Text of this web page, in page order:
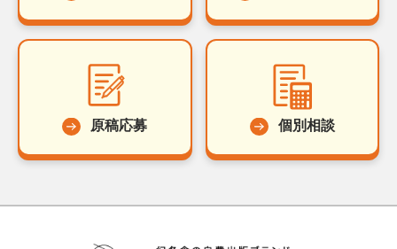
原稿応募 個別相談